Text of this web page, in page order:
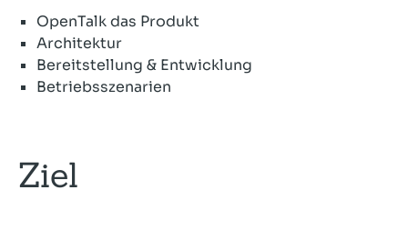
OpenTalk das Produkt
Architektur
Bereitstellung & Entwicklung
Betriebsszenarien
Ziel